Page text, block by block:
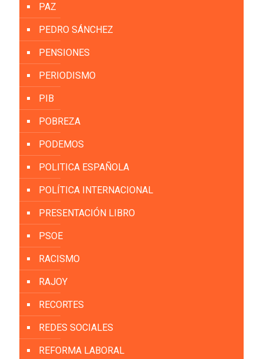
PAZ
PEDRO SÁNCHEZ
PENSIONES
PERIODISMO
PIB
POBREZA
PODEMOS
POLITICA ESPAÑOLA
POLÍTICA INTERNACIONAL
PRESENTACIÓN LIBRO
PSOE
RACISMO
RAJOY
RECORTES
REDES SOCIALES
REFORMA LABORAL